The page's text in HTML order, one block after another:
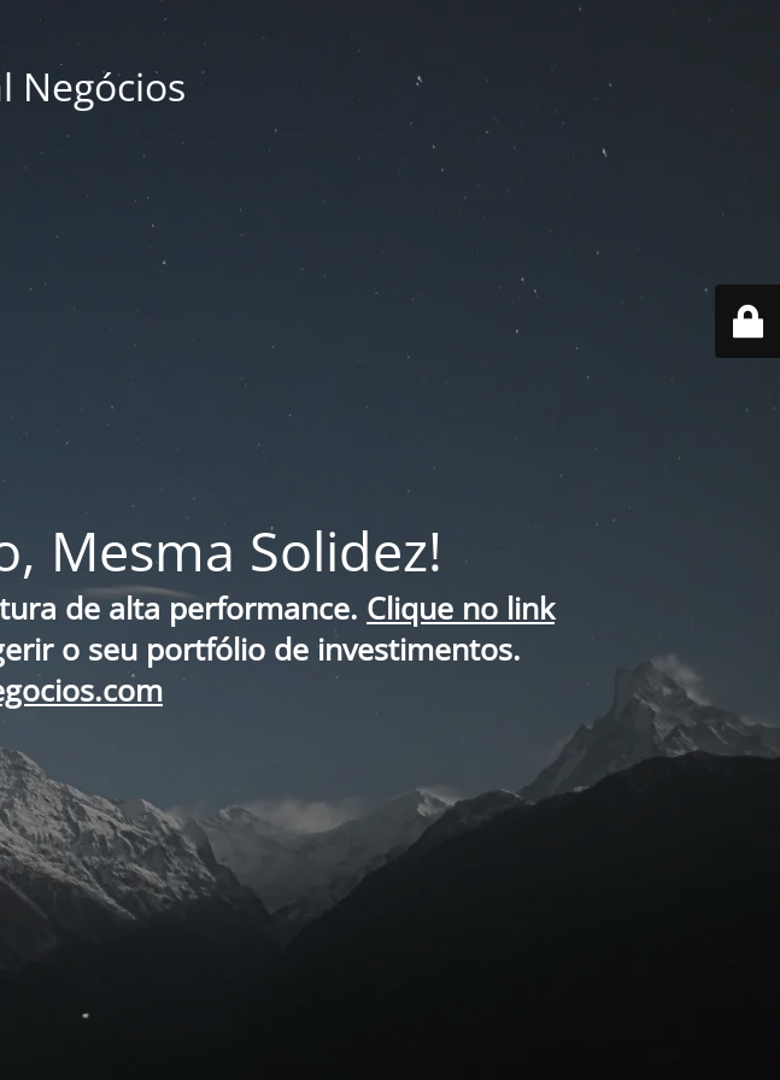
Negócios
Mesma Solidez!
de alta performance. Clique no link
o seu portfólio de investimentos.